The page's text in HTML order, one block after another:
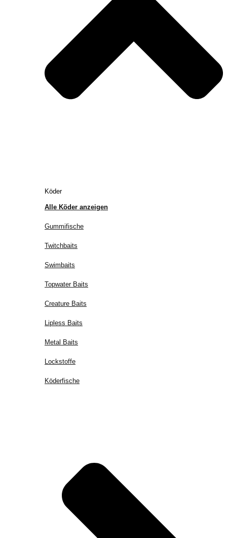
Köder
Alle Köder anzeigen
Gummifische
Twitchbaits
Swimbaits
Topwater Baits
Creature Baits
Lipless Baits
Metal Baits
Lockstoffe
Köderfische